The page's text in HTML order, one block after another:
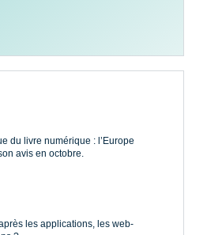
du livre numérique : l’Europe
avis en octobre.
les applications, les web-